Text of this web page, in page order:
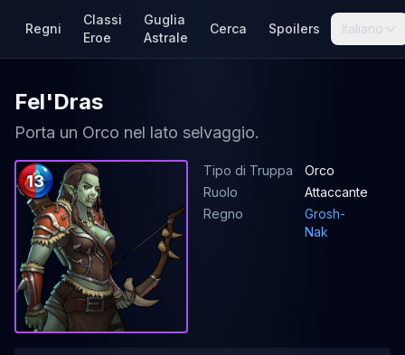
Regni
Classi
Eroe
Guglia
Astrale
Cerca Spoilers Italiano
Fel'Dras
Porta un Orco nel lato selvaggio.
13
Tipo di Truppa
Orco
Ruolo
Attaccante
Regno
Grosh-
Nak